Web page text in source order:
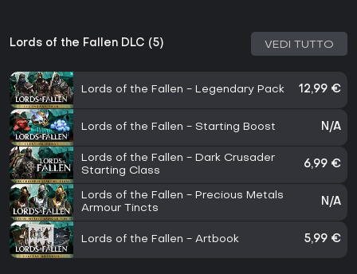
Lords of the Fallen DLC (5) VEDI TUTTO
Lords of the Fallen - Legendary Pack 12,99 €
Lords of the Fallen - Starting Boost N/A
Lords of the Fallen - Dark Crusader
Starting Class
6,99 €
Lords of the Fallen - Precious Metals
Armour Tincts
N/A
Lords of the Fallen - Artbook 5,99 €